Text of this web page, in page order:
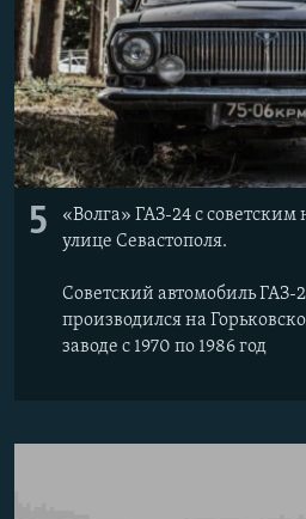
5
«Волга» ГАЗ-24 с
улице Севастополя.
Советский автомобиль ГАЗ-
производился на
заводе с 1970 по 1986 год